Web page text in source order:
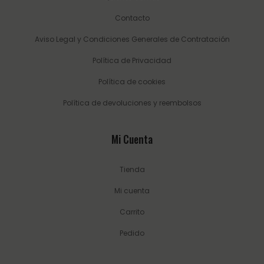
Contacto
Aviso Legal y Condiciones Generales de Contratación
Política de Privacidad
Política de cookies
Política de devoluciones y reembolsos
Mi Cuenta
Tienda
Mi cuenta
Carrito
Pedido